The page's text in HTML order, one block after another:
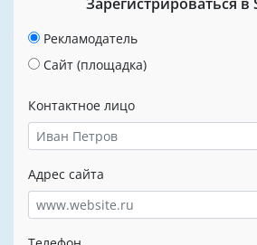
Рекламодатель
Сайт (площадка)
Контактное лицо
Адрес сайта